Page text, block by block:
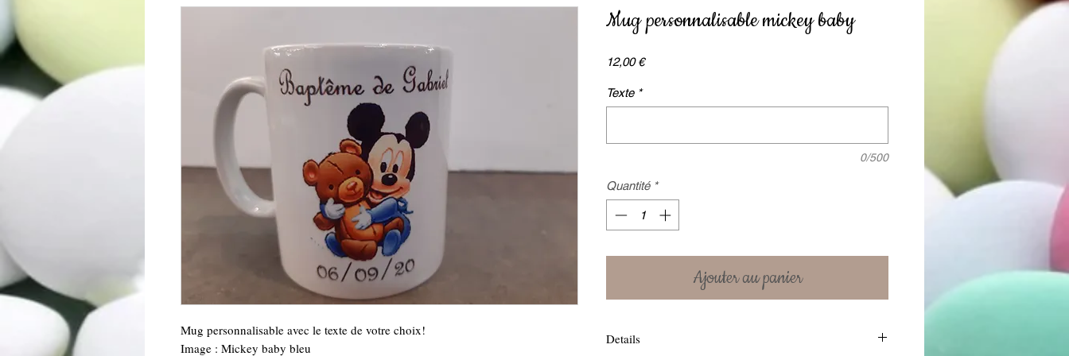
Mug personnalisable avec le texte de votre choix!
Image : Mickey baby bleu
Mug personnalisable mickey baby
12,00 €Prix
Texte *
0/500
Quantité *
Ajouter au panier
Details